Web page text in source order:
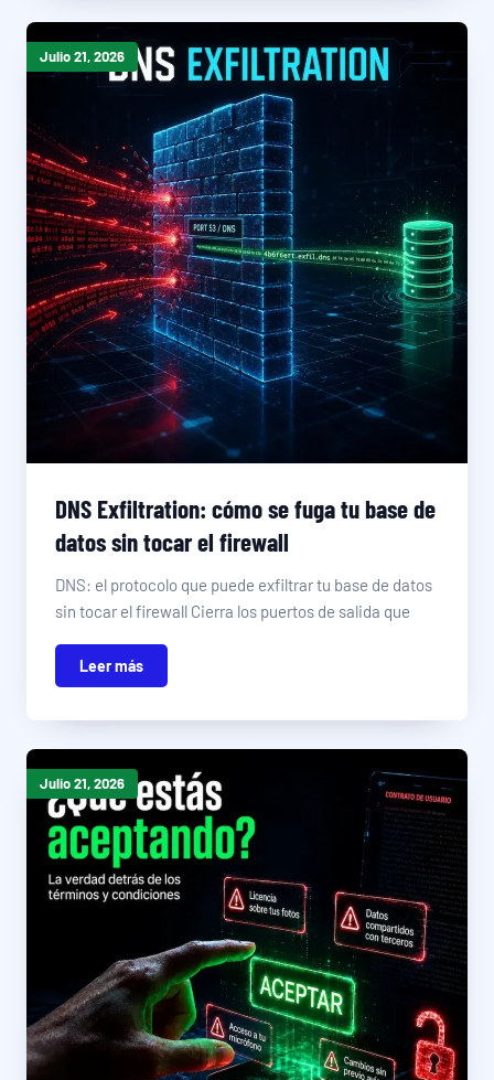
Julio 21, 2026
DNS Exfiltration: cómo se fuga tu base de
datos sin tocar el firewall
DNS: el protocolo que puede exfiltrar tu base de datos
sin tocar el firewall Cierra los puertos de salida que
Leer más
Julio 21, 2026